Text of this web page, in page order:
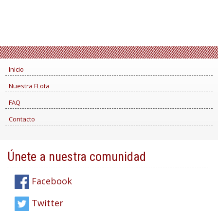
Inicio
Nuestra FLota
FAQ
Contacto
Únete a nuestra comunidad
Facebook
Twitter